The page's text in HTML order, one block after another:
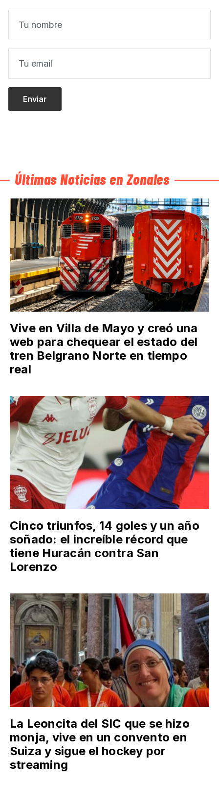
Últimas Noticias en Zonales
Vive en Villa de Mayo y creó una
web para chequear el estado del
tren Belgrano Norte en tiempo
real
Cinco triunfos, 14 goles y un año
soñado: el increíble récord que
tiene Huracán contra San
Lorenzo
La Leoncita del SIC que se hizo
monja, vive en un convento en
Suiza y sigue el hockey por
streaming